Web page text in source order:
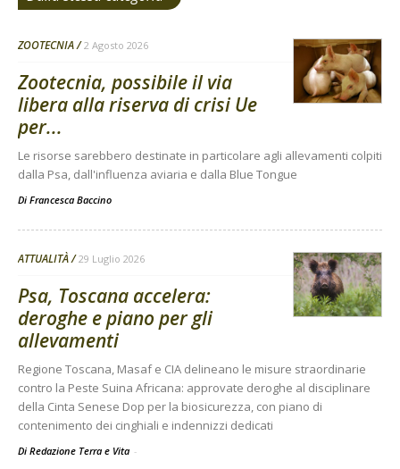
ZOOTECNIA 2 Agosto 2026
Zootecnia, possibile il via
libera alla riserva di crisi Ue
per...
Le risorse sarebbero destinate in particolare agli allevamenti colpiti
dalla Psa, dall'influenza aviaria e dalla Blue Tongue
Di Francesca Baccino
ATTUALITÀ 29 Luglio 2026
Psa, Toscana accelera:
deroghe e piano per gli
allevamenti
Regione Toscana, Masaf e CIA delineano le misure straordinarie
contro la Peste Suina Africana: approvate deroghe al disciplinare
della Cinta Senese Dop per la biosicurezza, con piano di
contenimento dei cinghiali e indennizzi dedicati
Di Redazione Terra e Vita -